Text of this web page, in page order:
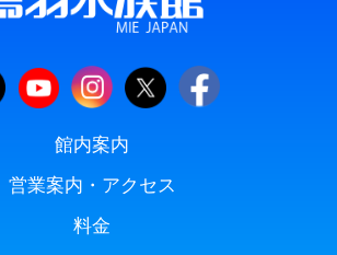
館内案内
営業案内・アクセス
料金